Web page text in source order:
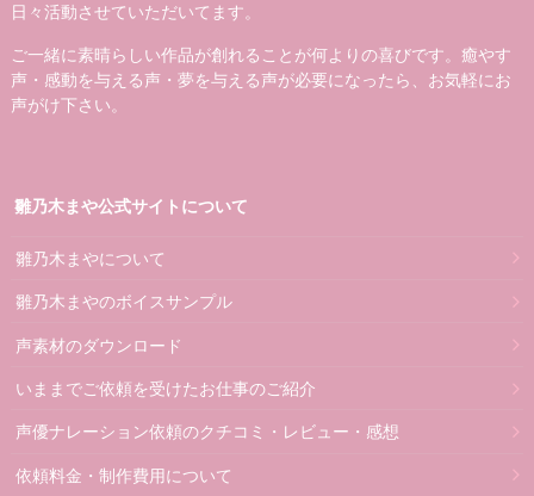
日々活動させていただいてます。
ご一緒に素晴らしい作品が創れることが何よりの喜びです。癒やす
声・感動を与える声・夢を与える声が必要になったら、お気軽にお
声がけ下さい。
雛乃木まや公式サイトについて
雛乃木まやについて
雛乃木まやのボイスサンプル
声素材のダウンロード
いままでご依頼を受けたお仕事のご紹介
声優ナレーション依頼のクチコミ・レビュー・感想
依頼料金・制作費用について